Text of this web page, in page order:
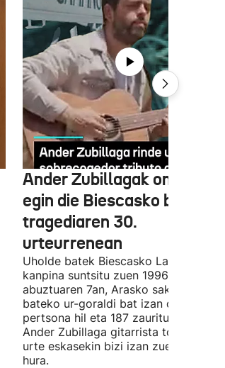
Ander Zubillagak
egin die Biescasko biktimei
tragediaren 30.
urteurrenean
Uholde batek Biescasko Las Nieves
kanpina suntsitu zuen 1996ko
abuztuaren 7an, Arasko sakanean
bateko ur-goraldi bat izan ondoren.
pertsona hil eta 187 zauritu ziren.
Ander Zubillaga gitarrista tolosarrak
urte eskasekin bizi izan zuen tragedia
hura.